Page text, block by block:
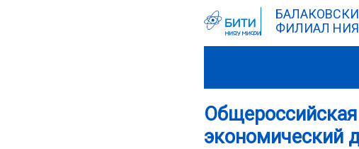
ФИЛИАЛ
экономический